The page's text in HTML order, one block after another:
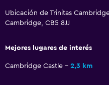
Ubicación de Trinitas
Cambridge, CB5 8JJ
Mejores lugares de interés
Cambridge Castle 2,3 km